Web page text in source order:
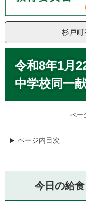
文
杉戸町
令和8年1月
中学校同一
ペー
ページ内目次
今日の給食